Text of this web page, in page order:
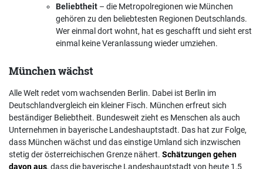
Beliebtheit – die Metropolregionen wie München
gehören zu den beliebtesten Regionen Deutschlands.
Wer einmal dort wohnt, hat es geschafft und sieht erst
einmal keine Veranlassung wieder umziehen.
München wächst
Alle Welt redet vom wachsenden Berlin. Dabei ist Berlin im
Deutschlandvergleich ein kleiner Fisch. München erfreut sich
beständiger Beliebtheit. Bundesweit zieht es Menschen als auch
Unternehmen in bayerische Landeshauptstadt. Das hat zur Folge,
dass München wächst und das einstige Umland sich inzwischen
stetig der österreichischen Grenze nähert. Schätzungen gehen
davon aus, dass die bayerische Landeshauptstadt von heute 1,5